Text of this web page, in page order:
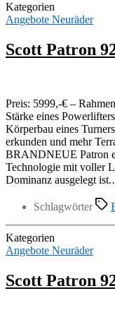
Kategorien
Angebote Neuräder
Scott Patron
Preis: 5999,-€ –
Stärke eines
Körperbau eines
erkunden und mehr
BRANDNEUE Patron
Technologie mit voller
Dominanz ausgelegt
Schlagwörter
Kategorien
Angebote Neuräder
Scott Patron